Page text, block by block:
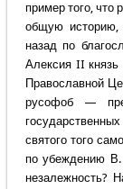
пример того, что
общую историю,
назад по
Алексия II
Православной
русофоб —
святого того
по убеждению В.
незалежность?